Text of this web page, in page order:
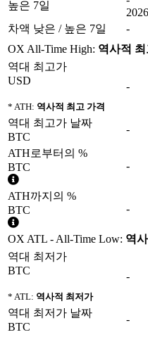
높은 7일
차액 낮은 / 높은 7일
-
OX All-Time High: 역사적 최
역대 최고가
USD
* ATH: 역사적 최고 가격
-
역대 최고가 날짜
BTC
-
ATH로부터의 %
BTC
-
ATH까지의 %
BTC
-
OX ATL - All-Time Low: 역
역대 최저가
BTC
* ATL: 역사적 최저가
-
역대 최저가 날짜
BTC
-